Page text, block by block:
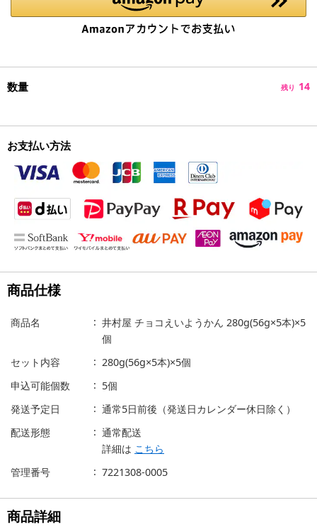
数量 残り 14
お支払い方法
商品仕様
商品名
井村屋 チョコえいようかん 280g(56g×5本)×5
個
セット内容
280g(56g×5本)×5個
申込可能個数
5個
発送予定日
通常5日前後（発送日カレンダー休日除く）
配送形態
通常配送
詳細は こちら
管理番号
7221308-0005
商品詳細